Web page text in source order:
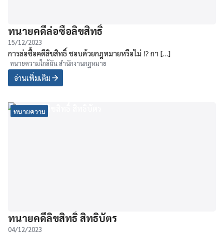
ทนายคดีล่อซื้อลิขสิทธิ์
15/12/2023
การล่อซื้อคดีลิขสิทธิ์ ชอบด้วยกฎหมายหรือไม่ ⁉ กา […]
ทนายความใกล้ฉัน สำนักงานกฏหมาย
อ่านเพิ่มเติม
ทนายความ
ทนายคดีลิขสิทธิ์ สิทธิบัตร
04/12/2023